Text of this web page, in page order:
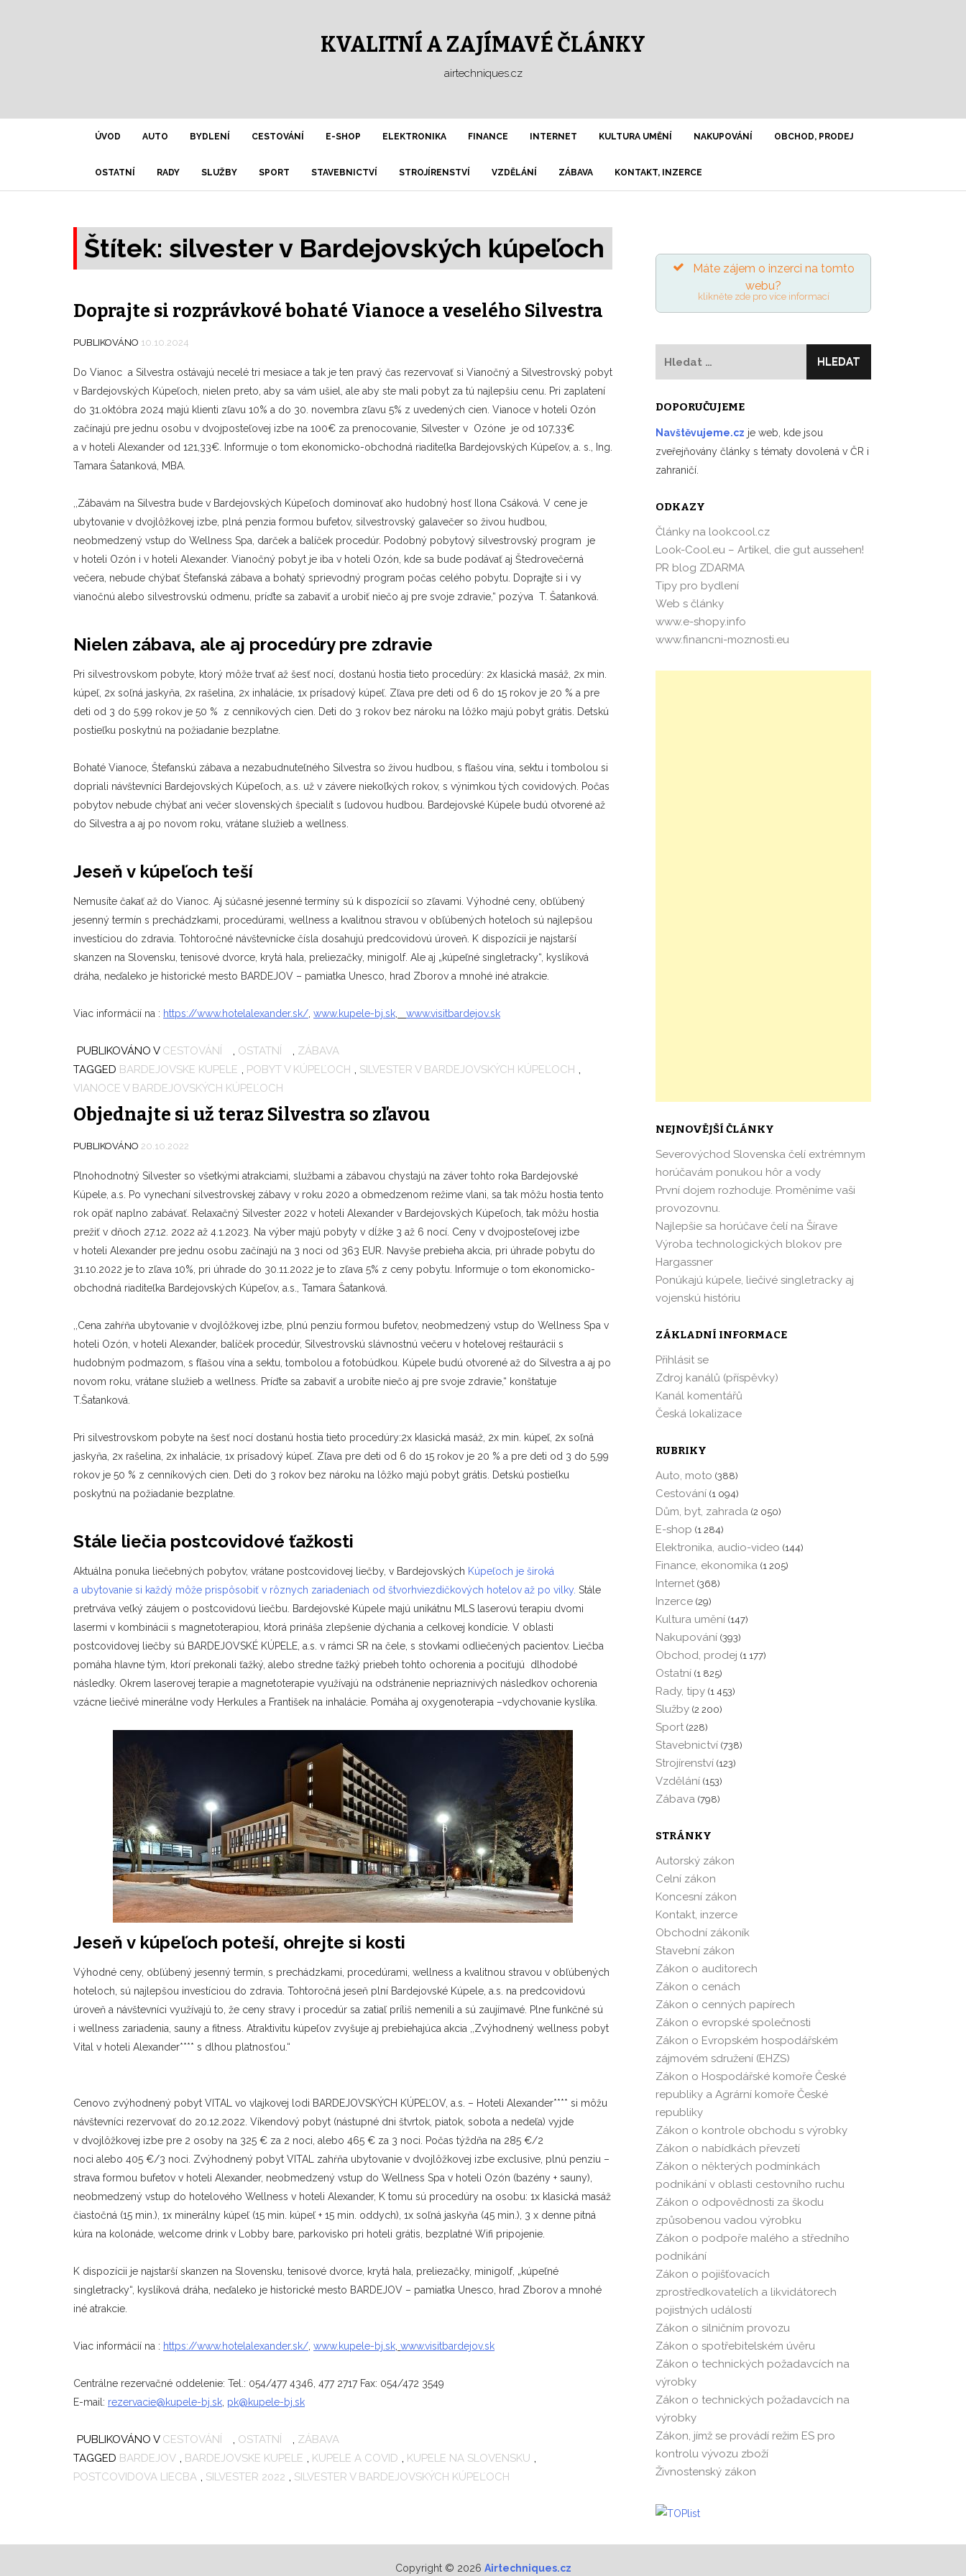
KVALITNÍ A ZAJÍMAVÉ ČLÁNKY
airtechniques.cz
ÚVOD AUTO BYDLENÍ CESTOVÁNÍ E-SHOP ELEKTRONIKA FINANCE INTERNET KULTURA UMĚNÍ NAKUPOVÁNÍ OBCHOD, PRODEJ
OSTATNÍ RADY SLUŽBY SPORT STAVEBNICTVÍ STROJÍRENSTVÍ VZDĚLÁNÍ ZÁBAVA KONTAKT, INZERCE
Štítek: silvester v Bardejovských kúpeľoch
Doprajte si rozprávkové bohaté Vianoce a veselého Silvestra
PUBLIKOVÁNO 10.10.2024
Do Vianoc a Silvestra ostávajú necelé tri mesiace a tak je ten pravý čas rezervovať si Vianočný a Silvestrovský pobyt
v Bardejovských Kúpeľoch, nielen preto, aby sa vám ušiel, ale aby ste mali pobyt za tú najlepšiu cenu. Pri zaplatení
do 31.októbra 2024 majú klienti zľavu 10% a do 30. novembra zľavu 5% z uvedených cien. Vianoce v hoteli Ozón
začínajú pre jednu osobu v dvojposteľovej izbe na 100€ za prenocovanie, Silvester v Ozóne je od 107,33€
a v hoteli Alexander od 121,33€. Informuje o tom ekonomicko-obchodná riaditeľka Bardejovských Kúpeľov, a. s., Ing.
Tamara Šatanková, MBA.
,,Zábavám na Silvestra bude v Bardejovských Kúpeľoch dominovať ako hudobný hosť Ilona Csáková. V cene je
ubytovanie v dvojlôžkovej izbe, plná penzia formou bufetov, silvestrovský galavečer so živou hudbou,
neobmedzený vstup do Wellness Spa, darček a balíček procedúr. Podobný pobytový silvestrovský program je
v hoteli Ozón i v hoteli Alexander. Vianočný pobyt je iba v hoteli Ozón, kde sa bude podávať aj Štedrovečerná
večera, nebude chýbať Štefanská zábava a bohatý sprievodný program počas celého pobytu. Doprajte si i vy
vianočnú alebo silvestrovskú odmenu, príďte sa zabaviť a urobiť niečo aj pre svoje zdravie,“ pozýva T. Šatanková.
Nielen zábava, ale aj procedúry pre zdravie
Pri silvestrovskom pobyte, ktorý môže trvať až šesť nocí, dostanú hostia tieto procedúry: 2x klasická masáž, 2x min.
kúpeľ, 2x soľná jaskyňa, 2x rašelina, 2x inhalácie, 1x prísadový kúpeľ. Zľava pre deti od 6 do 15 rokov je 20 % a pre
deti od 3 do 5,99 rokov je 50 % z cenníkových cien. Deti do 3 rokov bez nároku na lôžko majú pobyt grátis. Detskú
postieľku poskytnú na požiadanie bezplatne.
Bohaté Vianoce, Štefanskú zábava a nezabudnuteľného Silvestra so živou hudbou, s fľašou vína, sektu i tombolou si
dopriali návštevníci Bardejovských Kúpeľoch, a.s. už v závere niekoľkých rokov, s výnimkou tých covidových. Počas
pobytov nebude chýbať ani večer slovenských špecialít s ľudovou hudbou. Bardejovské Kúpele budú otvorené až
do Silvestra a aj po novom roku, vrátane služieb a wellness.
Jeseň v kúpeľoch teší
Nemusíte čakať až do Vianoc. Aj súčasné jesenné termíny sú k dispozícií so zľavami. Výhodné ceny, obľúbený
jesenný termín s prechádzkami, procedúrami, wellness a kvalitnou stravou v obľúbených hoteloch sú najlepšou
investíciou do zdravia. Tohtoročné návštevnícke čísla dosahujú predcovidovú úroveň. K dispozícii je najstarší
skanzen na Slovensku, tenisové dvorce, krytá hala, preliezačky, minigolf. Ale aj „kúpeľné singletracky“, kyslíková
dráha, neďaleko je historické mesto BARDEJOV – pamiatka Unesco, hrad Zborov a mnohé iné atrakcie.
Viac informácií na : https://www.hotelalexander.sk/ www.kupele-bj.sk www.visitbardejov.sk
PUBLIKOVÁNO V CESTOVÁNÍ , OSTATNÍ , ZÁBAVA
TAGGED BARDEJOVSKE KUPELE , POBYT V KÚPEĽOCH , SILVESTER V BARDEJOVSKÝCH KÚPEĽOCH ,
VIANOCE V BARDEJOVSKÝCH KÚPEĽOCH
Objednajte si už teraz Silvestra so zľavou
PUBLIKOVÁNO 20.10.2022
Plnohodnotný Silvester so všetkými atrakciami, službami a zábavou chystajú na záver tohto roka Bardejovské
Kúpele, a.s. Po vynechaní silvestrovskej zábavy v roku 2020 a obmedzenom režime vlani, sa tak môžu hostia tento
rok opäť naplno zabávať. Relaxačný Silvester 2022 v hoteli Alexander v Bardejovských Kúpeľoch, tak môžu hostia
prežiť v dňoch 27.12. 2022 až 4.1.2023. Na výber majú pobyty v dĺžke 3 až 6 nocí. Ceny v dvojposteľovej izbe
v hoteli Alexander pre jednu osobu začínajú na 3 noci od 363 EUR. Navyše prebieha akcia, pri úhrade pobytu do
31.10.2022 je to zľava 10%, pri úhrade do 30.11.2022 je to zľava 5% z ceny pobytu. Informuje o tom ekonomicko-
obchodná riaditeľka Bardejovských Kúpeľov, a.s., Tamara Šatanková.
,,Cena zahŕňa ubytovanie v dvojlôžkovej izbe, plnú penziu formou bufetov, neobmedzený vstup do Wellness Spa v
hoteli Ozón, v hoteli Alexander, balíček procedúr, Silvestrovskú slávnostnú večeru v hotelovej reštaurácii s
hudobným podmazom, s fľašou vína a sektu, tombolou a fotobúdkou. Kúpele budú otvorené až do Silvestra a aj po
novom roku, vrátane služieb a wellness. Príďte sa zabaviť a urobíte niečo aj pre svoje zdravie,“ konštatuje
T.Šatanková.
Pri silvestrovskom pobyte na šesť nocí dostanú hostia tieto procedúry:2x klasická masáž, 2x min. kúpeľ, 2x soľná
jaskyňa, 2x rašelina, 2x inhalácie, 1x prísadový kúpeľ. Zľava pre deti od 6 do 15 rokov je 20 % a pre deti od 3 do 5,99
rokov je 50 % z cenníkových cien. Deti do 3 rokov bez nároku na lôžko majú pobyt grátis. Detskú postieľku
poskytnú na požiadanie bezplatne.
Stále liečia postcovidové ťažkosti
Aktuálna ponuka liečebných pobytov, vrátane postcovidovej liečby, v Bardejovských Kúpeľoch je široká
a ubytovanie si každý môže prispôsobiť v rôznych zariadeniach od štvorhviezdičkových hotelov až po vilky. Stále
pretrváva veľký záujem o postcovidovú liečbu. Bardejovské Kúpele majú unikátnu MLS laserovú terapiu dvomi
lasermi v kombinácii s magnetoterapiou, ktorá prináša zlepšenie dýchania a celkovej kondície. V oblasti
postcovidovej liečby sú BARDEJOVSKÉ KÚPELE, a.s. v rámci SR na čele, s stovkami odliečených pacientov.
iečba
pomáha hlavne tým, ktorí prekonali ťažký, alebo stredne ťažký priebeh tohto ochorenia a pociťujú dlhodobé
následky. Okrem laserovej terapie a magnetoterapie využívajú na odstránenie nepriaznivých následkov ochorenia
vzácne liečivé minerálne vody Herkules a František na inhalácie. Pomáha aj oxygenoterapia –vdychovanie kyslíka.
Jeseň v kúpeľoch poteší, ohrejte si kosti
Výhodné ceny, obľúbený jesenný termín, s prechádzkami, procedúrami, wellness a kvalitnou stravou v obľúbených
hoteloch, sú najlepšou investíciou do zdravia. Tohtoročná jeseň plní Bardejovské Kúpele, a.s. na predcovidovú
úroveň a návštevníci využívajú to, že ceny stravy i procedúr sa zatiaľ príliš nemenili a sú zaujímavé. Plne funkčné sú
i wellness zariadenia, sauny a fitness. Atraktivitu kúpeľov zvyšuje aj prebiehajúca akcia ,,Zvýhodnený wellness pobyt
Vital v hoteli Alexander**** s dlhou platnosťou.“
Cenovo zvýhodnený pobyt VITAL vo vlajkovej lodi BARDEJOVSKÝCH KÚPEĽOV, a.s. – Hoteli Alexander**** si môžu
návštevníci rezervovať do 20.12.2022. Víkendový pobyt (nástupné dni štvrtok, piatok, sobota a nedeľa) vyjde
v dvojlôžkovej izbe pre 2 osoby na 325 € za 2 noci, alebo 465 € za 3 noci. Počas týždňa na 285 €/2
noci alebo 405 €/3 noci. Zvýhodnený pobyt VITAL zahŕňa ubytovanie v dvojlôžkovej izbe exclusive, plnú penziu –
strava formou bufetov v hoteli Alexander, neobmedzený vstup do Wellness Spa v hoteli Ozón (bazény + sauny),
neobmedzený vstup do hotelového Wellness v hoteli Alexander, K tomu sú procedúry na osobu: 1x klasická masáž
čiastočná (15 min.), 1x minerálny kúpeľ (15 min. kúpeľ + 15 min. oddych), 1x soľná jaskyňa (45 min.), 3 x denne pitná
kúra na kolonáde, welcome drink v Lobby bare, parkovisko pri hoteli grátis, bezplatné Wifi pripojenie.
K dispozícii je najstarší skanzen na Slovensku, tenisové dvorce, krytá hala, preliezačky, minigolf, „kúpeľné
singletracky“, kyslíková dráha, neďaleko je historické mesto BARDEJOV – pamiatka Unesco, hrad Zborov a mnohé
iné atrakcie.
Viac informácií na : https://www.hotelalexander.sk/ www.kupele-bj.sk www.visitbardejov.sk
Centrálne rezervačné oddelenie: Tel.: 054/477 4346, 477 2717 Fax: 054/472 3549
E-mail: rezervacie@kupele-bj.sk pk@kupele-bj.sk
PUBLIKOVÁNO V CESTOVÁNÍ , OSTATNÍ , ZÁBAVA
TAGGED BARDEJOV , BARDEJOVSKE KUPELE , KUPELE A COVID , KUPELE NA SLOVENSKU ,
POSTCOVIDOVA LIECBA , SILVESTER 2022 , SILVESTER V BARDEJOVSKÝCH KÚPEĽOCH
Máte zájem o inzerci na tomto
webu?
klikněte zde pro více informací
DOPORUČUJEME
Navštěvujeme.cz je web, kde jsou
zveřejňovány články s tématy dovolená v ČR i
zahraničí.
ODKAZY
Články na lookcool.cz
Look-Cool.eu – Artikel, die gut aussehen!
PR blog ZDARMA
Tipy pro bydlení
Web s články
www.e-shopy.info
www.financni-moznosti.eu
NEJNOVĚJŠÍ ČLÁNKY
Severovýchod Slovenska čelí extrémnym
horúčavám ponukou hôr a vody
První dojem rozhoduje. Proměníme vaši
provozovnu.
Najlepšie sa horúčave čelí na Šírave
Výroba technologických blokov pre
Hargassner
Ponúkajú kúpele, liečivé singletracky aj
vojenskú históriu
ZÁKLADNÍ INFORMACE
Přihlásit se
Zdroj kanálů (příspěvky)
Kanál komentářů
Česká lokalizace
RUBRIKY
Auto, moto (388)
Cestování (1 094)
Dům, byt, zahrada (2 050)
E-shop (1 284)
Elektronika, audio-video (144)
Finance, ekonomika (1 205)
Internet (368)
Inzerce (29)
Kultura umění (147)
Nakupování (393)
Obchod, prodej (1 177)
Ostatní (1 825)
Rady, tipy (1 453)
Služby (2 200)
Sport (228)
Stavebnictví (738)
Strojírenství (123)
Vzdělání (153)
Zábava (798)
STRÁNKY
Autorský zákon
Celní zákon
Koncesní zákon
Kontakt, inzerce
Obchodní zákoník
Stavební zákon
Zákon o auditorech
Zákon o cenách
Zákon o cenných papírech
Zákon o evropské společnosti
Zákon o Evropském hospodářském
zájmovém sdružení (EHZS)
Zákon o Hospodářské komoře České
republiky a Agrární komoře České
republiky
Zákon o kontrole obchodu s výrobky
Zákon o nabídkách převzetí
Zákon o některých podmínkách
podnikání v oblasti cestovního ruchu
Zákon o odpovědnosti za škodu
způsobenou vadou výrobku
Zákon o podpoře malého a středního
podnikání
Zákon o pojišťovacích
zprostředkovatelích a likvidátorech
pojistných událostí
Zákon o silničním provozu
Zákon o spotřebitelském úvěru
Zákon o technických požadavcích na
výrobky
Zákon o technických požadavcích na
výrobky
Zákon, jímž se provádí režim ES pro
kontrolu vývozu zboží
Živnostenský zákon
Copyright © 2026 Airtechniques.cz